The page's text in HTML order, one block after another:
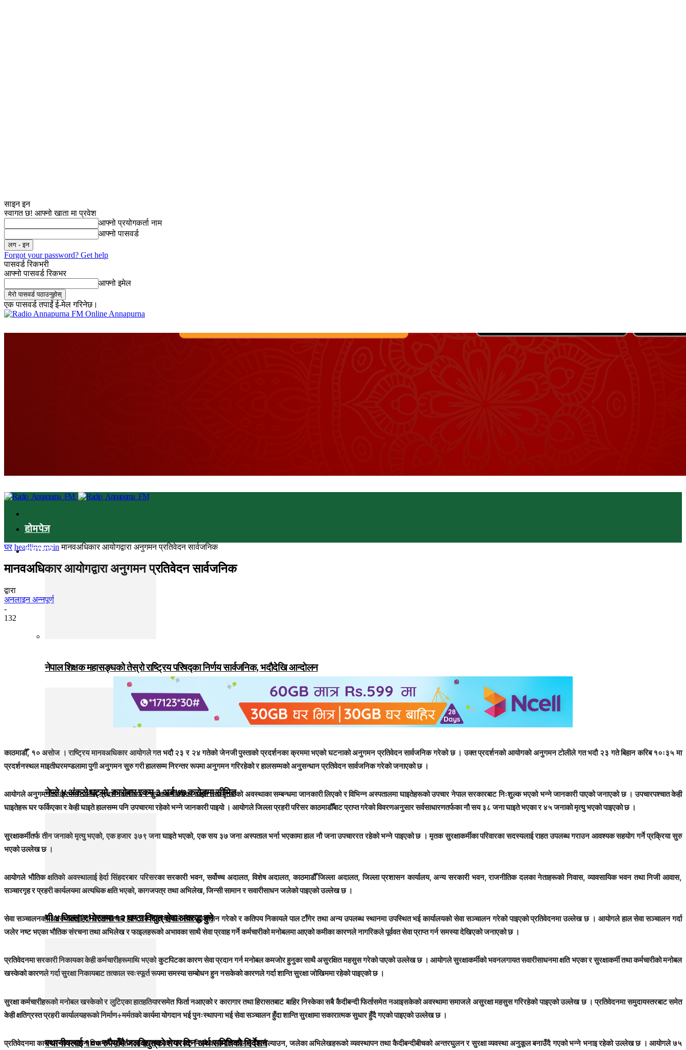
साइन इन
स्वागत छ! आफ्नो खाता मा प्रवेश
आफ्नो प्रयोगकर्ता नाम
आफ्नो पासवर्ड
Forgot your password? Get help
पासवर्ड रिकभरी
आफ्नो पासवर्ड रिकभर
आफ्नो इमेल
एक पासवर्ड तपाईं ई-मेल गरिनेछ।
Online Annapurna
होमपेज
समाचार
नेपाल शिक्षक महासङ्घको तेस्रो राष्ट्रिय परिषद्का निर्णय सार्वजनिक, भदाैदेखि आन्दाेलन
नेप्से ४ अंकले घट्यो, कारोबार रकम ३ अर्ब ७७ करोडमा सीमित
यी ४ जिल्ला र मोरङमा १२ घण्टा विद्युत् सेवा अवरुद्ध हुने
स्थानीयलाई १०० रुपैयाँमै जलविद्युत्‌को शेयर दिन अर्थ समितिको निर्देशन
घर headline main मानवअधिकार आयोगद्वारा अनुगमन प्रतिवेदन सार्वजनिक
मानवअधिकार आयोगद्वारा अनुगमन प्रतिवेदन सार्वजनिक
द्वारा
अनलाइन अन्नपूर्ण
-
132
काठमाडौँ, १० असोज । राष्ट्रिय मानवअधिकार आयोगले गत भदौ २३ र २४ गतेको जेनजी पुस्ताको प्रदर्शनका क्रममा भएको घटनाको अनुगमन प्रतिवेदन सार्वजनिक गरेको छ । उक्त प्रदर्शनको आयोगको अनुगमन टोलीले गत भदौ २३ गते बिहान करिब १०ः३५ मा
प्रदर्शनस्थल माइतीघरमण्डलामा पुगी अनुगमन सुरु गरी हालसम्म निरन्तर रूपमा अनुगमन गरिरहेको र हालसम्मको अनुसन्धान प्रतिवेदन सार्वजनिक गरेको जनाएको छ ।
आयोगले अनुगमनका क्रममा टोलीले प्रदर्शनकारीतर्फ र सुरक्षाकर्मीतर्फका घाइते तथा मृतकको अवस्थाका सम्बन्धमा जानकारी लिएको र विभिन्न अस्पतालमा घाइतेहरूको उपचार नेपाल सरकारबाट निःशुल्क भएको भन्ने जानकारी पाएको जनाएको छ । उपचारपश्चात केही
घाइतेहरू घर फर्किएका र केही घाइते हालसम्म पनि उपचारमा रहेको भन्ने जानकारी पाइयो । आयोगले जिल्ला प्रहरी परिसर काठमाडौँबाट प्राप्त गरेको विवरणअनुसार सर्वसाधारणतर्फका नौ सय ३८ जना घाइते भएका र ४५ जनाको मृत्यु भएको पाइएको छ ।
सुरक्षाकर्मीतर्फ तीन जनाको मृत्यु भएको, एक हजार ३७९ जना घाइते भएको, एक सय ३७ जना अस्पताल भर्ना भएकामा हाल नौ जना उपचाररत रहेको भन्ने पाइएको छ । मृतक सुरक्षाकर्मीका परिवारका सदस्यलाई राहत उपलब्ध गराउन आवश्यक सहयोग गर्ने प्रक्रिया सुरु
भएको उल्लेख छ ।
आयोगले भौतिक क्षतिको अवस्थालाई हेर्दा सिंहदरबार परिसरका सरकारी भवन, सर्वोच्च अदालत, विशेष अदालत, काठमाडौँ जिल्ला अदालत, जिल्ला प्रशासन कार्यालय, अन्य सरकारी भवन, राजनीतिक दलका नेताहरूको निवास, व्यावसायिक भवन तथा निजी आवास,
सञ्चारगृह र प्रहरी कार्यलयमा अत्यधिक क्षति भएको, कागजपत्र तथा अभिलेख, जिन्सी सामान र सवारीसाधन जलेको पाइएको उल्लेख छ ।
सेवा सञ्चालनको अवस्थालाई हेर्दा घटनापश्चात हाल सबै निकायहरूले सेवा सञ्चालन गरेको र कतिपय निकायले पाल टाँगेर तथा अन्य उपलब्ध स्थानमा उपस्थित भई कार्यालयको सेवा सञ्चालन गरेको पाइएको प्रतिवेदनमा उल्लेख छ । आयोगले हाल सेवा सञ्चालन गर्दा
जलेर नष्ट भएका भौतिक संरचना तथा अभिलेख र फाइलहरूको अभावका साथै सेवा प्रवाह गर्ने कर्मचारीको मनोबलमा आएको कमीका कारणले नागरिकले पूर्ववत सेवा प्राप्त गर्न समस्या देखिएको जनाएको छ ।
प्रतिवेदनमा सरकारी निकायका केही कर्मचारीहरूमाथि भएको कुटपिटका कारण सेवा प्रदान गर्न मनोबल कमजोर हुनुका साथै असुरक्षित महसुस गरेको पाएको उल्लेख छ । आयोगले सुरक्षाकर्मीको भवनलगायत सवारीसाधनमा क्षति भएका र सुरक्षाकर्मी तथा कर्मचारीको मनोबल
खस्केको कारणले गर्दा सुरक्षा निकायबाट तत्काल स्वःस्फूर्त रूपमा समस्या सम्बोधन हुन नसकेको कारणले गर्दा शान्ति सुरक्षा जोखिममा रहेको पाइएको छ ।
सुरक्षा कर्मचारीहरूको मनोबल खस्केको र लुटिएका हातहतियारसमेत फिर्ता नआएको र कारागार तथा हिरासतबाट बाहिर निस्केका सबै कैदीबन्दी फिर्तासमेत नआइसकेको अवस्थामा समाजले असुरक्षा महसुस गरिरहेको पाइएको उल्लेख छ । प्रतिवेदनमा समुदायस्तरबाट समेत
केही क्षतिग्रस्त प्रहरी कार्यालयहरूको निर्माण÷मर्मतको कार्यमा योगदान भई पुनःस्थापना भई सेवा सञ्चालन हुँदा शान्ति सुरक्षामा सकारात्मक सुधार हुँदै गएको पाइएको उल्लेख छ ।
प्रतिवेदनमा कारागार व्यवस्थापन विभागले प्रदर्शनका क्रममा कारगारबाट निस्केका कैदीबन्दीलाई फिर्ता ल्याउन, जलेका अभिलेखहरूको व्यवस्थापन तथा कैदीबन्दीबीचको अन्तरघुलन र सुरक्षा व्यवस्था अनुकूल बनाउँदै गएको भन्ने भनाइ रहेको उल्लेख छ । आयोगले ७५